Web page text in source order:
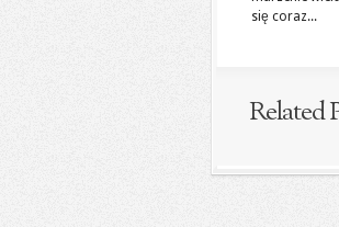
się coraz...
Related